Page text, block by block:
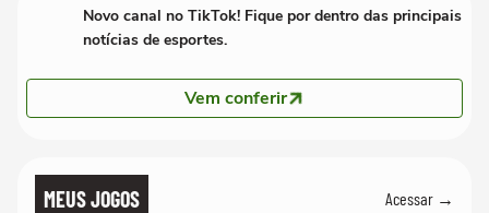
Novo canal no TikTok! Fique por dentro das principais
notícias de esportes.
Vem conferir
MEUS JOGOS Acessar →